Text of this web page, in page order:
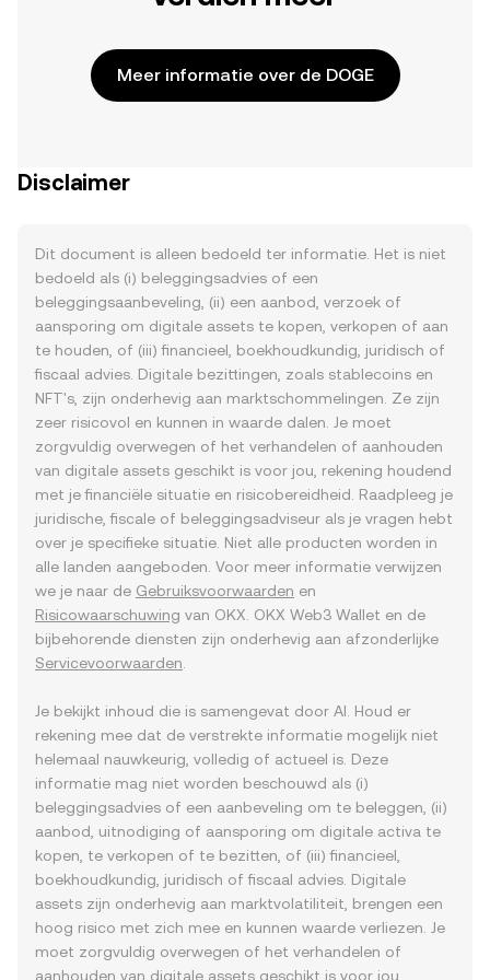
Meer informatie over de DOGE
Disclaimer
Dit document is alleen bedoeld ter informatie. Het is niet
bedoeld als (i) beleggingsadvies of een
beleggingsaanbeveling, (ii) een aanbod, verzoek of
aansporing om digitale assets te kopen, verkopen of aan
te houden, of (iii) financieel, boekhoudkundig, juridisch of
fiscaal advies. Digitale bezittingen, zoals stablecoins en
NFT's, zijn onderhevig aan marktschommelingen. Ze zijn
zeer risicovol en kunnen in waarde dalen. Je moet
zorgvuldig overwegen of het verhandelen of aanhouden
van digitale assets geschikt is voor jou, rekening houdend
met je financiële situatie en risicobereidheid. Raadpleeg je
juridische, fiscale of beleggingsadviseur als je vragen hebt
over je specifieke situatie. Niet alle producten worden in
alle landen aangeboden. Voor meer informatie verwijzen
we je naar de Gebruiksvoorwaarden en
Risicowaarschuwing van OKX. OKX Web3 Wallet en de
bijbehorende diensten zijn onderhevig aan afzonderlijke
Servicevoorwaarden
Je bekijkt inhoud die is samengevat door AI. Houd er
rekening mee dat de verstrekte informatie mogelijk niet
helemaal nauwkeurig, volledig of actueel is. Deze
informatie mag niet worden beschouwd als (i)
beleggingsadvies of een aanbeveling om te beleggen, (ii)
aanbod, uitnodiging of aansporing om digitale activa te
kopen, te verkopen of te bezitten, of (iii) financieel,
boekhoudkundig, juridisch of fiscaal advies. Digitale
assets zijn onderhevig aan marktvolatiliteit, brengen een
hoog risico met zich mee en kunnen waarde verliezen. Je
moet zorgvuldig overwegen of het verhandelen of
aanhouden van digitale assets geschikt is voor jou,